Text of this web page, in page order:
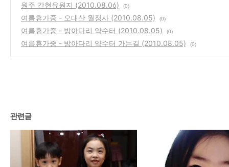
원주 간현유원지 (2010.08.06) (0)
여름휴가중 - 오대산 월정사 (2010.08.05) (0)
여름휴가중 - 방아다리 약수터 (2010.08.05) (0)
여름휴가중 - 방아다리 약수터 가는길 (2010.08.05) (0)
관련글